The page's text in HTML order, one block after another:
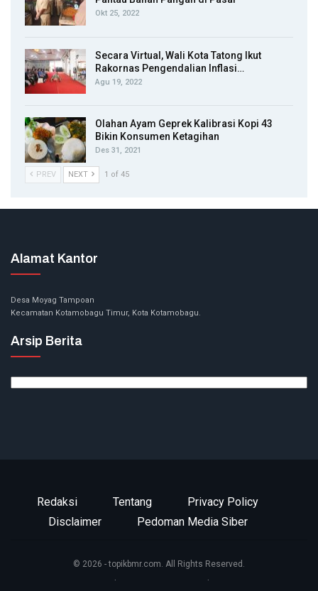
Okt 25, 2022
Secara Virtual, Wali Kota Tatong Ikut
Rakornas Pengendalian Inflasi…
Agu 19, 2022
Olahan Ayam Geprek Kalibrasi Kopi 43
Bikin Konsumen Ketagihan
Des 31, 2021
PREV NEXT 1 of 45
Alamat Kantor
Desa Moyag Tampoan
Kecamatan Kotamobagu Timur, Kota Kotamobagu.
Arsip Berita
Redaksi Tentang
Privacy Policy
Disclaimer
Pedoman Media Siber
© 2026 - topikbmr.com. All Rights Reserved.